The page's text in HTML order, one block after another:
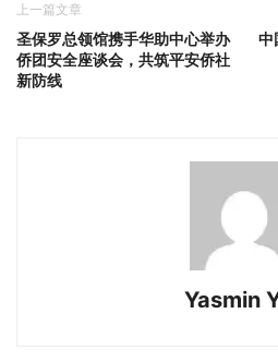
上一篇文章
圣保罗总领馆携手华助中心举办
侨团安全座谈会，共筑平安侨社
新防线
中
Yasmin